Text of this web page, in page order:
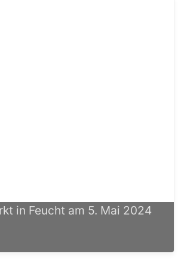
in Feucht am 5. Mai 2024